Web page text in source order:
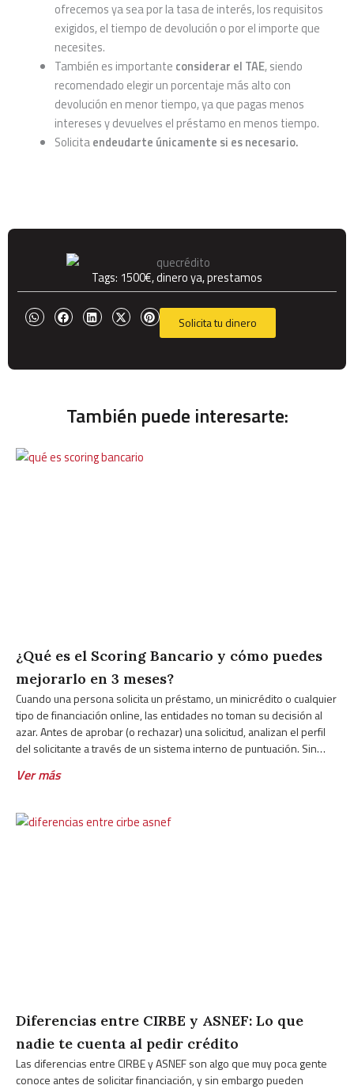
ofrecemos ya sea por la tasa de interés, los requisitos
exigidos, el tiempo de devolución o por el importe que
necesites.
También es importante considerar el TAE, siendo
recomendado elegir un porcentaje más alto con
devolución en menor tiempo, ya que pagas menos
intereses y devuelves el préstamo en menos tiempo.
Solicitaendeudarte únicamente si es necesario.
Tags: 1500€,dinero ya,prestamos
Solicita tu dinero
También puede interesarte:
¿Qué es el Scoring Bancario y cómo puedes
mejorarlo en 3 meses?
Cuando una persona solicita un préstamo, un minicrédito o cualquier
tipo de financiación online, las entidades no toman su decisión al
azar. Antes de aprobar (o rechazar) una solicitud, analizan el perfil
del solicitante a través de un sistema interno de puntuación. Sin
Ver más
Diferencias entre CIRBE y ASNEF: Lo que
nadie te cuenta al pedir crédito
Las diferencias entre CIRBE y ASNEF son algo que muy poca gente
conoce antes de solicitar financiación, y sin embargo pueden